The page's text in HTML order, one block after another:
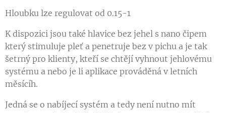
Hloubku lze regulovat od 0.15-1
K dispozici jsou také hlavice bez jehel s nano čipem
který stimuluje pleť a penetruje bez v pichu a je tak
šetrný pro klienty, kteří se chtějí vyhnout jehlovému
systému a nebo je li aplikace prováděná v letních
měsícíh.
Jedná se o nabíjecí systém a tedy není nutno mít